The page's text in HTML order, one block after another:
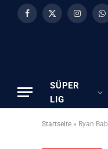
Facebook
X
SÜPER
LIG
Startseite » Ryan